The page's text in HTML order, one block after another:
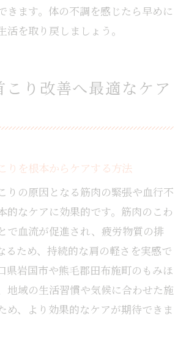
きます。体の不調を感じたら早めに
活を取り戻しましょう。
こり改善へ最適なケア
りを根本からケアする方法
りの原因となる筋肉の緊張や血行不
的なケアに効果的です。筋肉のこわ
で血流が促進され、疲労物質の排
るため、持続的な肩の軽さを実感で
県岩国市や熊毛郡田布施町のもみほ
地域の生活習慣や気候に合わせた施
め、より効果的なケアが期待できま